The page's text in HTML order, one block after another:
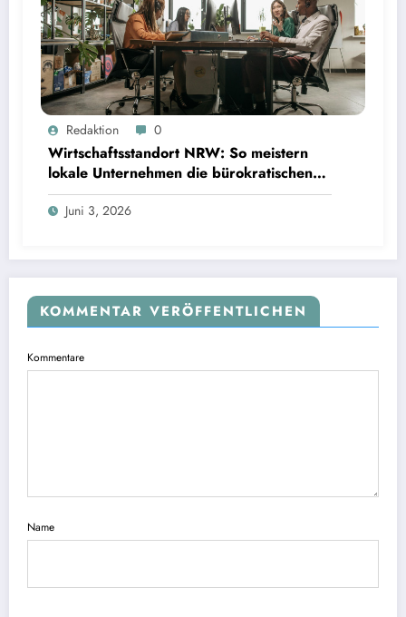
Redaktion 0
Wirtschaftsstandort NRW: So meistern
lokale Unternehmen die bürokratischen
Hürden
Juni 3, 2026
KOMMENTAR VERÖFFENTLICHEN
Kommentare
Name